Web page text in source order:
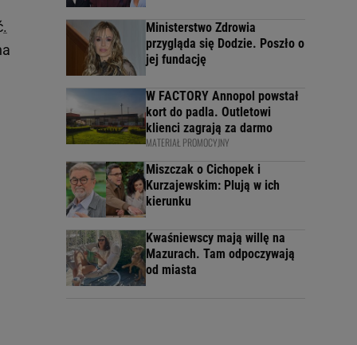
.
Ministerstwo Zdrowia
przygląda się Dodzie. Poszło o
jej fundację
W FACTORY Annopol powstał
kort do padla. Outletowi
klienci zagrają za darmo
MATERIAŁ PROMOCYJNY
Miszczak o Cichopek i
Kurzajewskim: Plują w ich
kierunku
Kwaśniewscy mają willę na
Mazurach. Tam odpoczywają
od miasta